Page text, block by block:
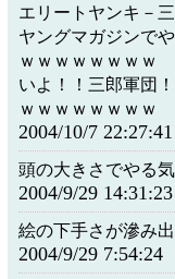
エリートヤンキ－
ヤングマガジンで
ｗｗｗｗｗｗｗｗ
いよ！！三郎軍団
ｗｗｗｗｗｗｗｗ
2004/10/7 22:27:41
頭の大きさでやる気
2004/9/29 14:31:23
絵の下手さが滲み
2004/9/29 7:54:24